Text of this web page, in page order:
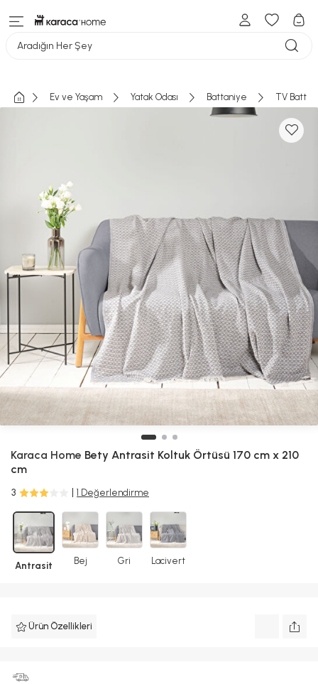
Aradığın Her Şey
Ev ve Yaşam Yatak Odası Battaniye TV
Karaca Home Bety Antrasit Koltuk Örtüsü 170 cm x 210
cm
3 1 Değerlendirme
Antrasit Bej Gri Lacivert
Ürün Özellikleri